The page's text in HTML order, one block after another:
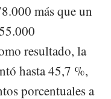
más que un
resultado, la
hasta 45,7 %,
porcentuales a